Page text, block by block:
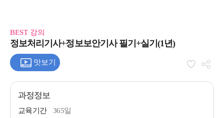
BEST 강의
정보처리기사+정보보안기사 필기+실기(1년)
맛보기
과정정보
교육기간
365일